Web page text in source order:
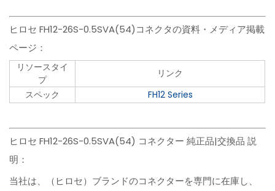
ヒロセ FH12-26S-0.5SVA(54)コネクタの資料・メディア掲載
ページ：
リソースタイ
プ
リンク
スペック
FH12 Series
ヒロセ FH12-26S-0.5SVA(54) コネクター 純正品|交換品 説
明：
当社は、（ヒロセ）ブランドのコネクターを専門に在庫し、